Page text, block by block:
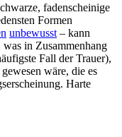
fadenscheinige
Formen
unbewusst – kann
was in Zusammenhang
Fall der Trauer),
wäre, die es
Harte